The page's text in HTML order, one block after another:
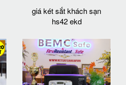
giá két sắt khách sạn
hs42 ekd